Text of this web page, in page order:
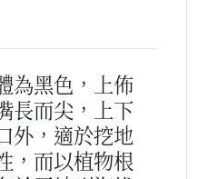
為黑色，上佈
長而尖，上下
外，適於挖地
，而以植物根